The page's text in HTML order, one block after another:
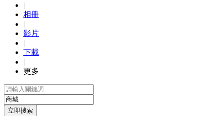
|
相冊
|
影片
|
下載
|
更多